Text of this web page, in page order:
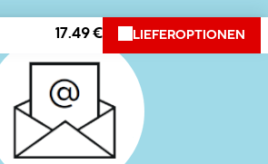
17.49 € LIEFEROPTIONEN